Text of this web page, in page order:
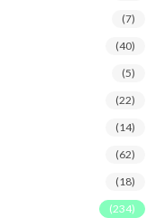
(7)
(40)
(5)
(22)
(14)
(62)
(18)
(234)